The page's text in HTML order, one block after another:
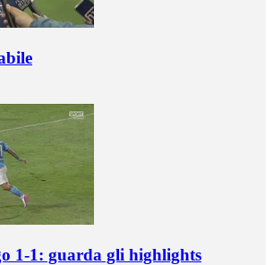
1-1: guarda gli highlights